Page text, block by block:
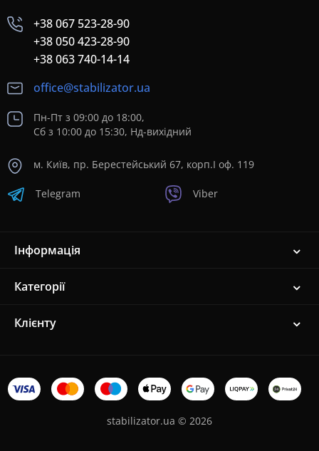
+38 067 523-28-90
+38 050 423-28-90
+38 063 740-14-14
office@stabilizator.ua
Пн-Пт з 09:00 до 18:00,
Сб з 10:00 до 15:30, Нд-вихідний
м. Київ, пр. Берестейський 67, корп.I оф. 119
Telegram Viber
Інформація
Категорії
Клієнту
stabilizator.ua © 2026